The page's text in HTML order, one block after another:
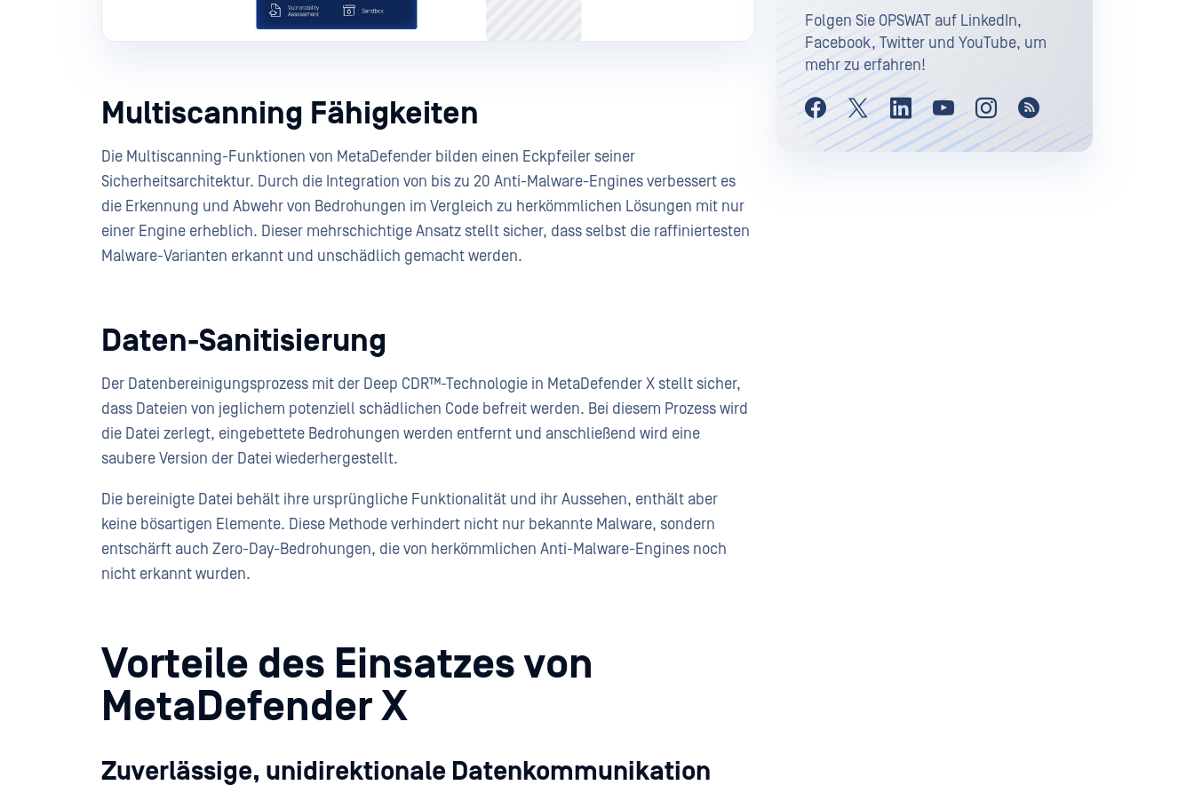
Multiscanning Fähigkeiten
Die Multiscanning-Funktionen von MetaDefender bilden einen Eckpfeiler seiner
Sicherheitsarchitektur. Durch die Integration von bis zu 20 Anti-Malware-Engines verbessert es
die Erkennung und Abwehr von Bedrohungen im Vergleich zu herkömmlichen Lösungen mit nur
einer Engine erheblich. Dieser mehrschichtige Ansatz stellt sicher, dass selbst die raffiniertesten
Malware-Varianten erkannt und unschädlich gemacht werden.
Daten-Sanitisierung
Der Datenbereinigungsprozess mit der Deep CDR™-Technologie in MetaDefender X stellt sicher,
dass Dateien von jeglichem potenziell schädlichen Code befreit werden. Bei diesem Prozess wird
die Datei zerlegt, eingebettete Bedrohungen werden entfernt und anschließend wird eine
saubere Version der Datei wiederhergestellt.
Die bereinigte Datei behält ihre ursprüngliche Funktionalität und ihr Aussehen, enthält aber
keine bösartigen Elemente. Diese Methode verhindert nicht nur bekannte Malware, sondern
entschärft auch Zero-Day-Bedrohungen, die von herkömmlichen Anti-Malware-Engines noch
nicht erkannt wurden.
Vorteile des Einsatzes von
MetaDefender X
Zuverlässige, unidirektionale Datenkommunikation
Folgen Sie OPSWAT auf LinkedIn,
Facebook, Twitter und YouTube, um
mehr zu erfahren!